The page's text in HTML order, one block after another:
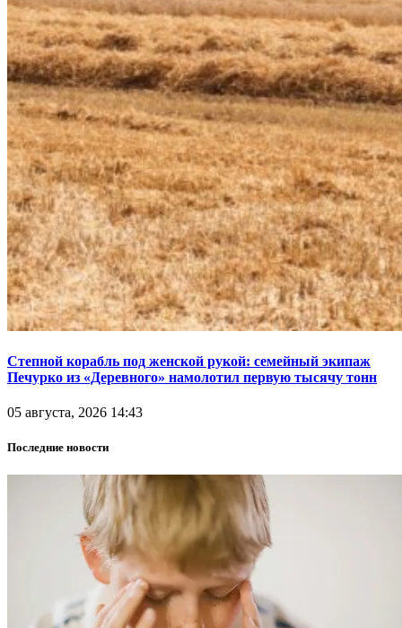
Степной корабль под женской рукой: семейный экипаж
Печурко из «Деревного» намолотил первую тысячу тонн
05 августа, 2026 14:43
Последние новости